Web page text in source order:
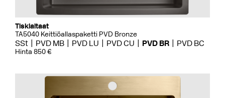
Tiskialtaat
TA5040 Keittiöallaspaketti PVD Bronze
SSt PVD MB PVD LU PVD CU PVD BR PVD BC
Hinta 850 €